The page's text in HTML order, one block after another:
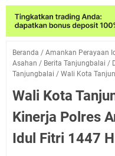
Beranda / Amankan Perayaan
Asahan / Berita Tanjungbalai /
Tanjungbalai / Wali Kota
Wali Kota
Kinerja Polres
Idul Fitri 1447 H